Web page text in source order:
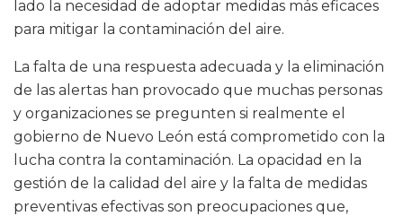
lado la necesidad de adoptar medidas más eficaces
para mitigar la contaminación del aire.
La falta de una respuesta adecuada y la eliminación
de las alertas han provocado que muchas personas
y organizaciones se pregunten si realmente el
gobierno de Nuevo León está comprometido con la
lucha contra la contaminación. La opacidad en la
gestión de la calidad del aire y la falta de medidas
preventivas efectivas son preocupaciones que,